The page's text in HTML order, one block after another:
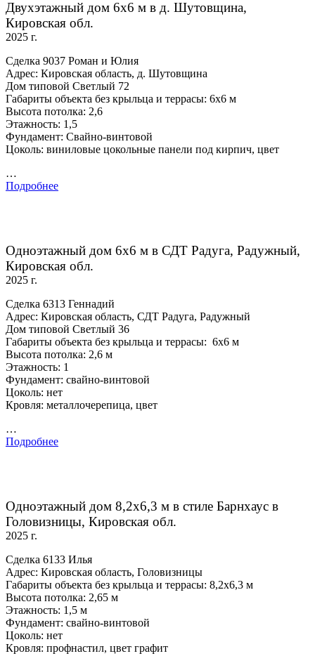
Двухэтажный дом 6х6 м в д. Шутовщина,
Кировская обл.
2025 г.
Сделка 9037 Роман и Юлия
Адрес: Кировская область, д. Шутовщина
Дом типовой Светлый 72
Габариты объекта без крыльца и террасы: 6х6 м
Высота потолка: 2,6
Этажность: 1,5
Фундамент: Свайно-винтовой
Цоколь: виниловые цокольные панели под кирпич, цвет
…
Подробнее
Одноэтажный дом 6х6 м в СДТ Радуга, Радужный,
Кировская обл.
2025 г.
Сделка 6313 Геннадий
Адрес: Кировская область, СДТ Радуга, Радужный
Дом типовой Светлый 36
Габариты объекта без крыльца и террасы: 6х6 м
Высота потолка: 2,6 м
Этажность: 1
Фундамент: свайно-винтовой
Цоколь: нет
Кровля: металлочерепица, цвет
…
Подробнее
Одноэтажный дом 8,2х6,3 м в стиле Барнхаус в
Головизницы, Кировская обл.
2025 г.
Сделка 6133 Илья
Адрес: Кировская область, Головизницы
Габариты объекта без крыльца и террасы: 8,2х6,3 м
Высота потолка: 2,65 м
Этажность: 1,5 м
Фундамент: свайно-винтовой
Цоколь: нет
Кровля: профнастил, цвет графит